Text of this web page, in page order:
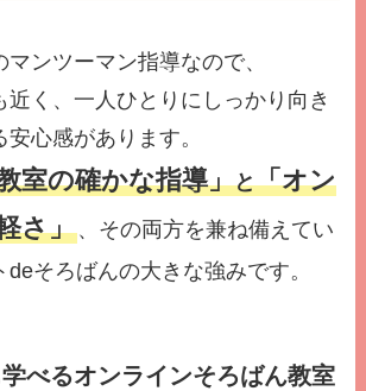
マンツーマン指導なので、
近く、一人ひとりにしっかり向き
心感があります。
室の確かな指導」と「オン
さ」、その両方を兼ね備えてい
deそろばんの大きな強みです。
べるオンラインそろばん教室